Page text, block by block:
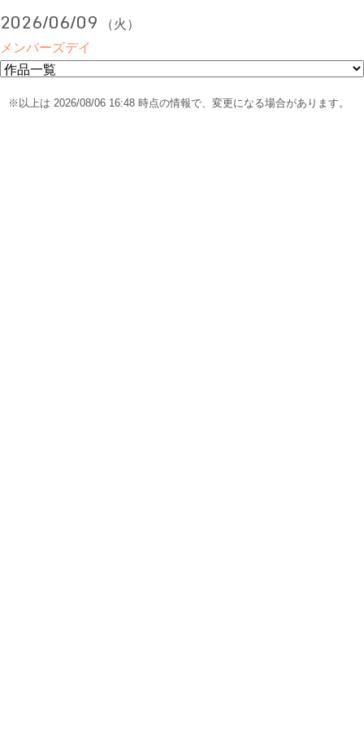
2026/06/09 （火）
メンバーズデイ
※以上は 2026/08/06 16:48 時点の情報で、変更になる場合があります。